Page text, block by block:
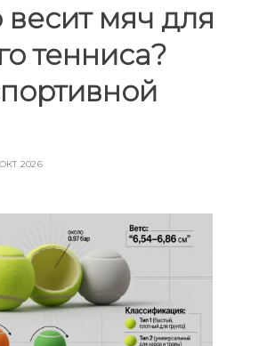
весит мяч для
тенниса?
2026